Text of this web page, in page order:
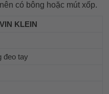
có bông hoặc mút xốp.
KLEIN
đeo tay